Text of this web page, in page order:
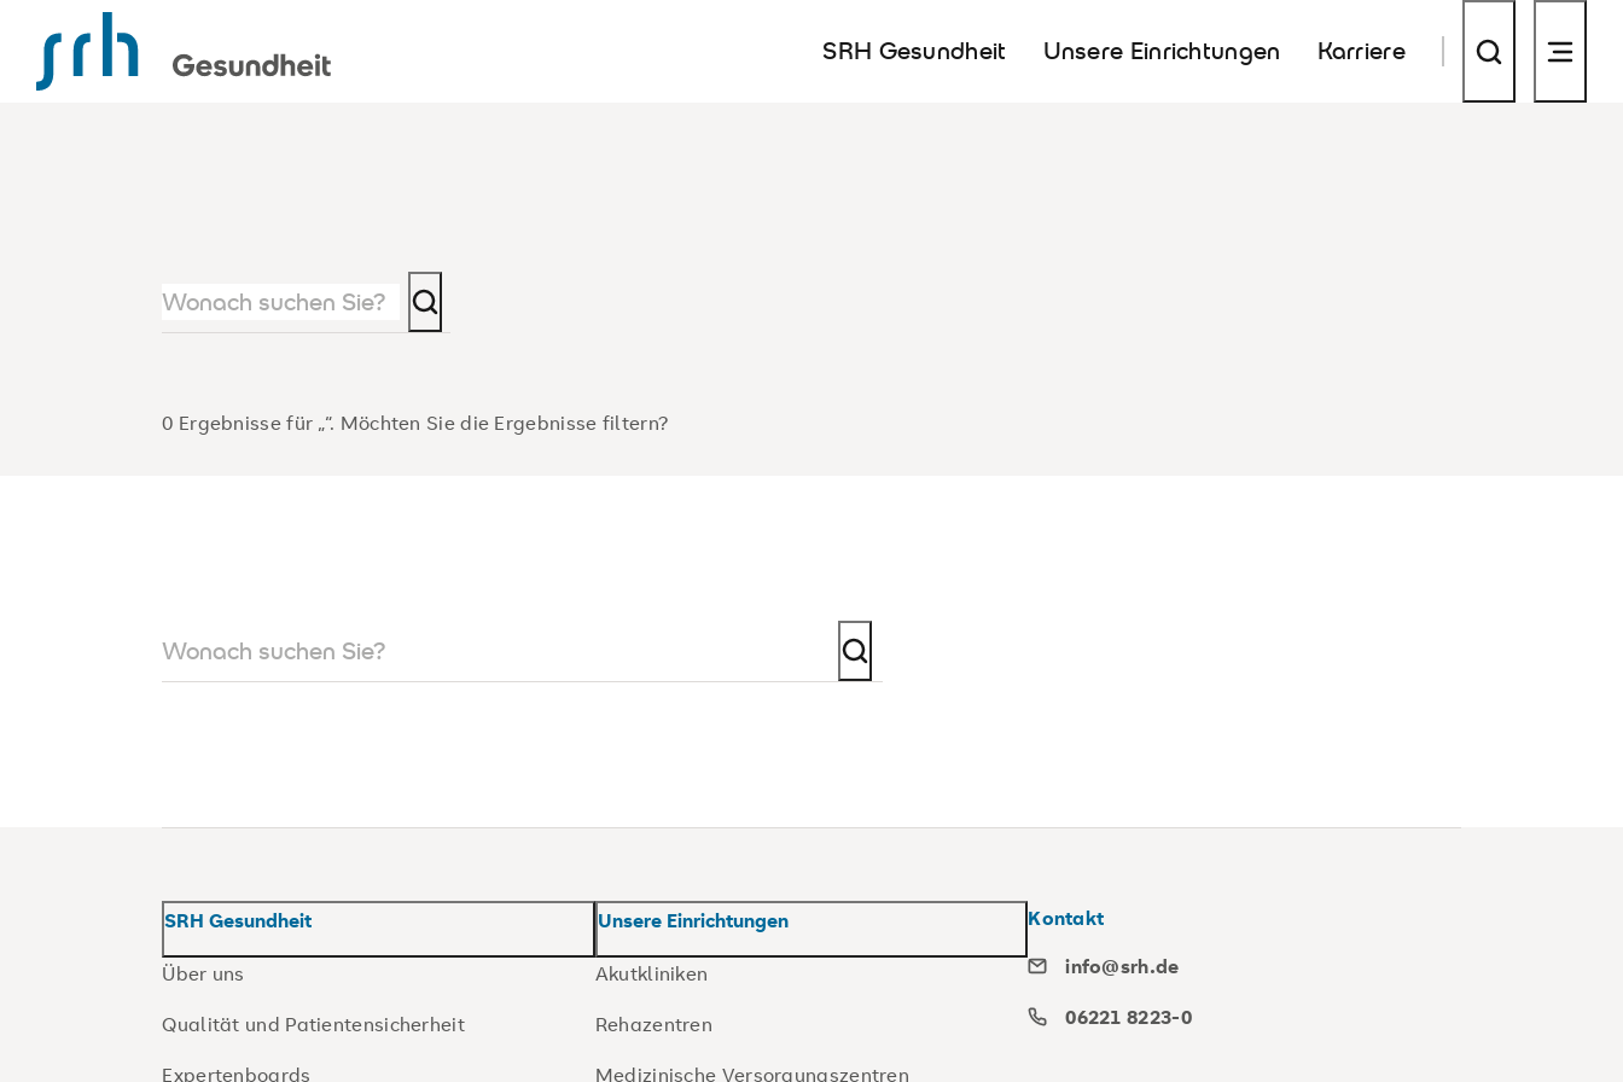
SRH Gesundheit Unsere Einrichtungen Karriere
0 Ergebnisse für „“. Möchten Sie die Ergebnisse filtern?
SRH Gesundheit
Über uns
Qualität und Patientensicherheit
Expertenboards
Unsere Einrichtungen
Akutkliniken
Rehazentren
Medizinische Versorgungszentren
Kontakt
info@srh.de
06221 8223-0